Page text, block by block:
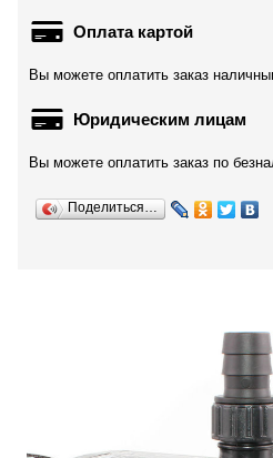
Оплата картой
Вы можете оплатить заказ
Юридическим лицам
Вы можете оплатить заказ по
Поделиться…